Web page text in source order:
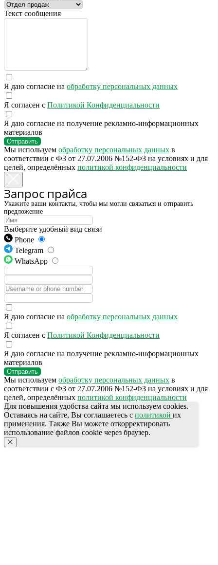
Текст сообщения
Я даю согласие на обработку персональных данных
Я согласен с Политикой Конфиденциальности
Я даю согласие на получение рекламно-информационных
материалов
Отправить
Мы используем обработку персональных данных в
соответствии с ФЗ от 27.07.2006 №152-ФЗ на условиях и для
целей, определённых политикой конфиденциальности
Запрос прайса
Укажите ваши контакты, чтобы мы могли связаться и отправить
предложение
Выберите удобный вид связи
Phone
Telegram
WhatsApp
Я даю согласие на обработку персональных данных
Я согласен с Политикой Конфиденциальности
Я даю согласие на получение рекламно-информационных
материалов
Отправить
Мы используем обработку персональных данных в
соответствии с ФЗ от 27.07.2006 №152-ФЗ на условиях и для
целей, определённых политикой конфиденциальности
Для повышения удобства сайта мы используем cookies.
Оставаясь на сайте, Вы соглашаетесь с политикой их
применения. Также Вы можете откорректировать
использование файлов cookie через браузер.